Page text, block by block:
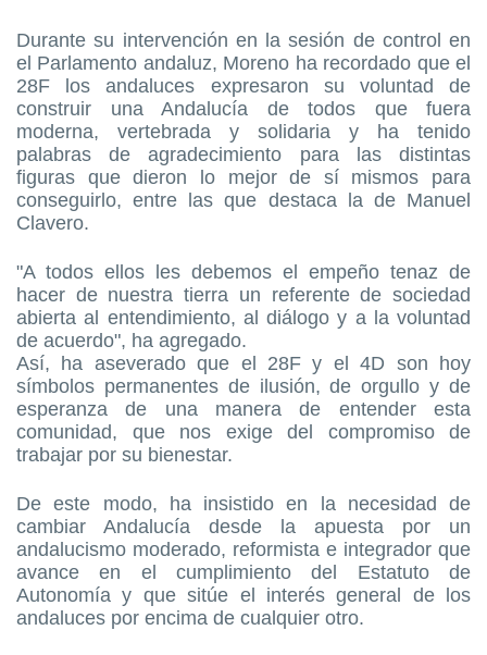
Durante su intervención en la sesión de control en
el Parlamento andaluz, Moreno ha recordado que el
28F los andaluces expresaron su voluntad de
construir una Andalucía de todos que fuera
moderna, vertebrada y solidaria y ha tenido
palabras de agradecimiento para las distintas
figuras que dieron lo mejor de sí mismos para
conseguirlo, entre las que destaca la de Manuel
Clavero.
"A todos ellos les debemos el empeño tenaz de
hacer de nuestra tierra un referente de sociedad
abierta al entendimiento, al diálogo y a la voluntad
de acuerdo", ha agregado.
Así, ha aseverado que el 28F y el 4D son hoy
símbolos permanentes de ilusión, de orgullo y de
esperanza de una manera de entender esta
comunidad, que nos exige del compromiso de
trabajar por su bienestar.
De este modo, ha insistido en la necesidad de
cambiar Andalucía desde la apuesta por un
andalucismo moderado, reformista e integrador que
avance en el cumplimiento del Estatuto de
Autonomía y que sitúe el interés general de los
andaluces por encima de cualquier otro.